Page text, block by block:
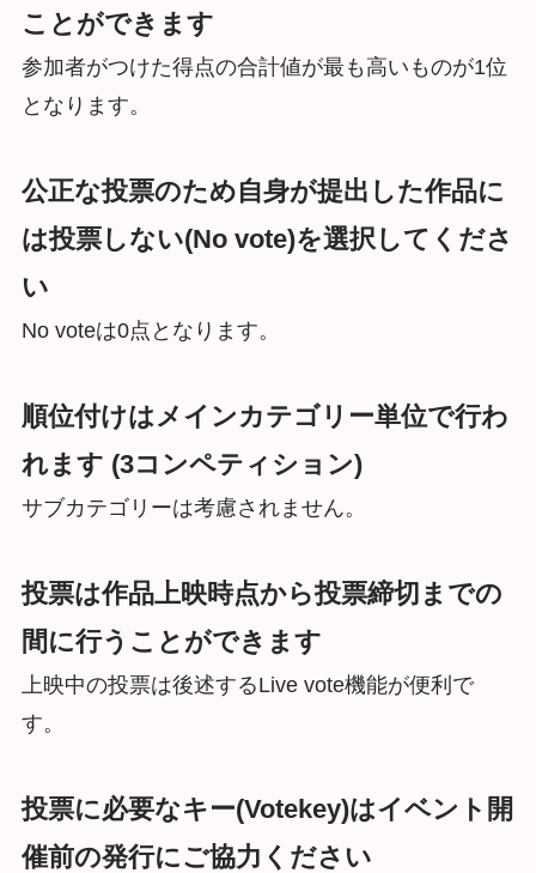
ことができます
参加者がつけた得点の合計値が最も高いものが1位
となります。
公正な投票のため自身が提出した作品に
は投票しない(No vote)を選択してくださ
い
No voteは0点となります。
順位付けはメインカテゴリー単位で行わ
れます (3コンペティション)
サブカテゴリーは考慮されません。
投票は作品上映時点から投票締切までの
間に行うことができます
上映中の投票は後述するLive vote機能が便利で
す。
投票に必要なキー(Votekey)はイベント開
催前の発行にご協力ください